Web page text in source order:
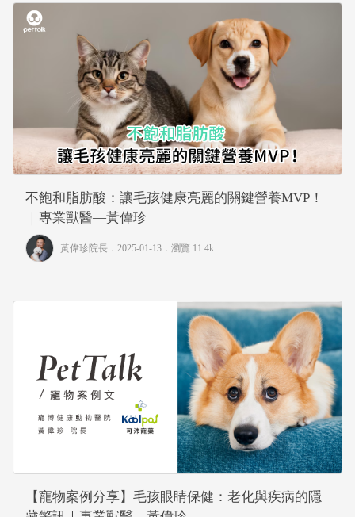
不飽和脂肪酸：讓毛孩健康亮麗的關鍵營養MVP！
｜專業獸醫—黃偉珍
黃偉珍院長 ．2025-01-13． 瀏覽 11.4k
【寵物案例分享】毛孩眼睛保健：老化與疾病的隱